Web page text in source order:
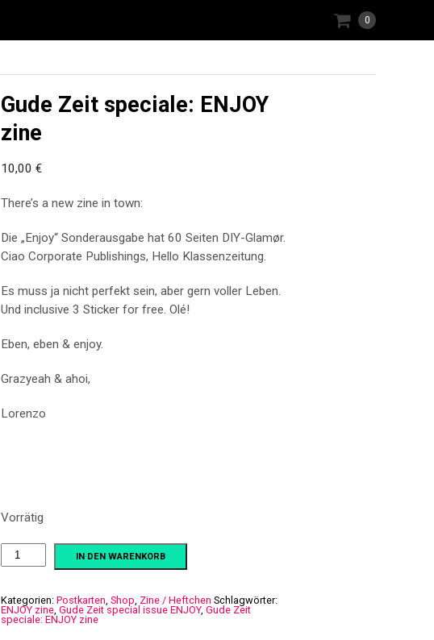
0
Gude Zeit speciale: ENJOY
zine
10,00 €
There’s a new zine in town:
Die „Enjoy“ Sonderausgabe hat 60 Seiten DIY-Glamør.
Ciao Corporate Publishings, Hello Klassenzeitung.
Es muss ja nicht perfekt sein, aber gern voller Leben.
Und inclusive 3 Sticker for free. Olé!
Eben, eben & enjoy.
Grazyeah & ahoi,
Lorenzo
Vorrätig
Gude
Zeit
zine
Menge
IN DEN WARENKORB
Kategorien: Postkarten, Shop, Zine / Heftchen Schlagwörter:
ENJOY zine, Gude Zeit special issue ENJOY, Gude Zeit
speciale: ENJOY zine